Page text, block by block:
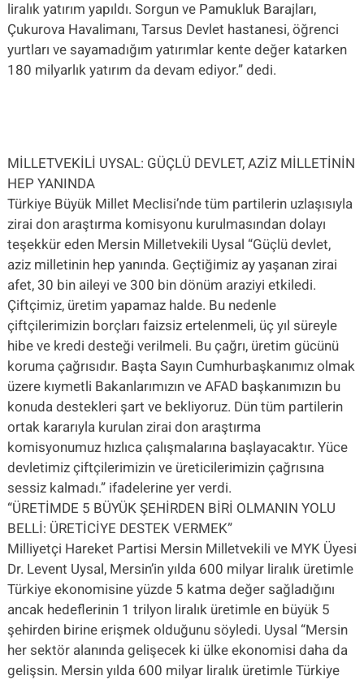
liralık yatırım yapıldı. Sorgun ve Pamukluk Barajları,
Çukurova Havalimanı, Tarsus Devlet hastanesi, öğrenci
yurtları ve sayamadığım yatırımlar kente değer katarken
180 milyarlık yatırım da devam ediyor.” dedi.
MİLLETVEKİLİ UYSAL: GÜÇLÜ DEVLET, AZİZ MİLLETİNİN
HEP YANINDA
Türkiye Büyük Millet Meclisi’nde tüm partilerin uzlaşısıyla
zirai don araştırma komisyonu kurulmasından dolayı
teşekkür eden Mersin Milletvekili Uysal “Güçlü devlet,
aziz milletinin hep yanında. Geçtiğimiz ay yaşanan zirai
afet, 30 bin aileyi ve 300 bin dönüm araziyi etkiledi.
Çiftçimiz, üretim yapamaz halde. Bu nedenle
çiftçilerimizin borçları faizsiz ertelenmeli, üç yıl süreyle
hibe ve kredi desteği verilmeli. Bu çağrı, üretim gücünü
koruma çağrısıdır. Başta Sayın Cumhurbaşkanımız olmak
üzere kıymetli Bakanlarımızın ve AFAD başkanımızın bu
konuda destekleri şart ve bekliyoruz. Dün tüm partilerin
ortak kararıyla kurulan zirai don araştırma
komisyonumuz hızlıca çalışmalarına başlayacaktır. Yüce
devletimiz çiftçilerimizin ve üreticilerimizin çağrısına
sessiz kalmadı.” ifadelerine yer verdi.
“ÜRETİMDE 5 BÜYÜK ŞEHİRDEN BİRİ OLMANIN YOLU
BELLİ: ÜRETİCİYE DESTEK VERMEK”
Milliyetçi Hareket Partisi Mersin Milletvekili ve MYK Üyesi
Dr. Levent Uysal, Mersin’in yılda 600 milyar liralık üretimle
Türkiye ekonomisine yüzde 5 katma değer sağladığını
ancak hedeflerinin 1 trilyon liralık üretimle en büyük 5
şehirden birine erişmek olduğunu söyledi. Uysal “Mersin
her sektör alanında gelişecek ki ülke ekonomisi daha da
gelişsin. Mersin yılda 600 milyar liralık üretimle Türkiye